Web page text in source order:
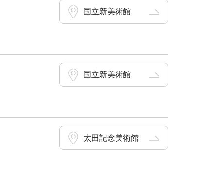
国立新美術館
国立新美術館
太田記念美術館